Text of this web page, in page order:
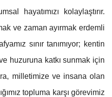
hayatımızı kolaylaştırır.
ve zaman ayırmak erdemli
sınır tanımıyor; kentin
huzuruna katkı sunmak için
milletimize ve insana olan
topluma karşı görevimiz